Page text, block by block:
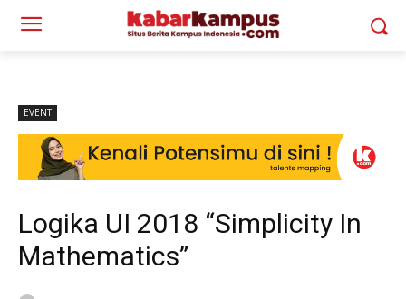
EVENT
Logika UI 2018 “Simplicity In
Mathematics”